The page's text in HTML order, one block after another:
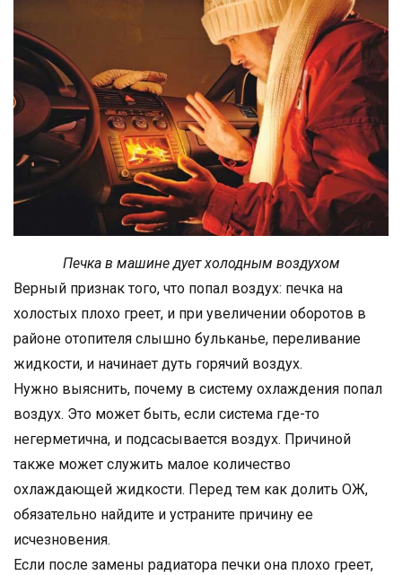
Печка в машине дует холодным воздухом
Верный признак того, что попал воздух: печка на
холостых плохо греет, и при увеличении оборотов в
районе отопителя слышно бульканье, переливание
жидкости, и начинает дуть горячий воздух.
Нужно выяснить, почему в систему охлаждения попал
воздух. Это может быть, если система где-то
негерметична, и подсасывается воздух. Причиной
также может служить малое количество
охлаждающей жидкости. Перед тем как долить ОЖ,
обязательно найдите и устраните причину ее
исчезновения.
Если после замены радиатора печки она плохо греет,